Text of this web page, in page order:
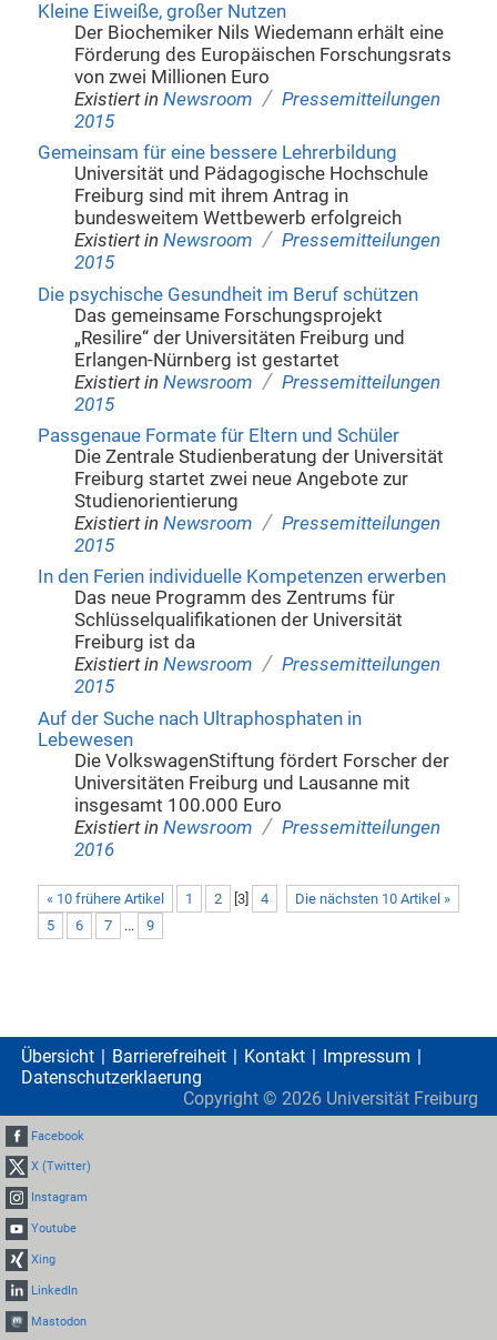
Kleine Eiweiße, großer Nutzen
Der Biochemiker Nils Wiedemann erhält eine
Förderung des Europäischen Forschungsrats
von zwei Millionen Euro
Existiert in Newsroom / Pressemitteilungen
2015
Gemeinsam für eine bessere Lehrerbildung
Universität und Pädagogische Hochschule
Freiburg sind mit ihrem Antrag in
bundesweitem Wettbewerb erfolgreich
Existiert in Newsroom / Pressemitteilungen
2015
Die psychische Gesundheit im Beruf schützen
Das gemeinsame Forschungsprojekt
„Resilire“ der Universitäten Freiburg und
Erlangen-Nürnberg ist gestartet
Existiert in Newsroom / Pressemitteilungen
2015
Passgenaue Formate für Eltern und Schüler
Die Zentrale Studienberatung der Universität
Freiburg startet zwei neue Angebote zur
Studienorientierung
Existiert in Newsroom / Pressemitteilungen
2015
In den Ferien individuelle Kompetenzen erwerben
Das neue Programm des Zentrums für
Schlüsselqualifikationen der Universität
Freiburg ist da
Existiert in Newsroom / Pressemitteilungen
2015
Auf der Suche nach Ultraphosphaten in
Lebewesen
Die VolkswagenStiftung fördert Forscher der
Universitäten Freiburg und Lausanne mit
insgesamt 100.000 Euro
Existiert in Newsroom / Pressemitteilungen
2016
« 10 frühere Artikel Die nächsten 10 Artikel »
1 2 3]
4
5
6 7 ... 9
Übersicht Barrierefreiheit Kontakt
Impressum
Datenschutzerklaerung
Copyright © 2026 Universität Freiburg
Facebook
X (Twitter)
Instagram
Youtube
Xing
LinkedIn
Mastodon